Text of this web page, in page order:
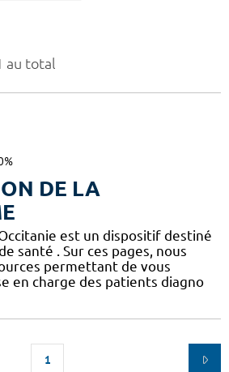
au total
DE LA
est un dispositif destiné
santé . Sur ces pages, nous
permettant de vous
en charge des patients diagno
1